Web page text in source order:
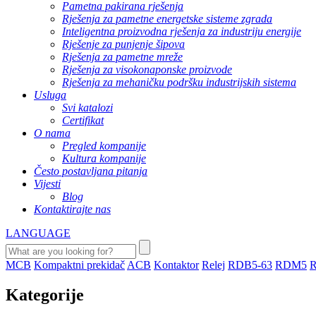
Pametna pakirana rješenja
Rješenja za pametne energetske sisteme zgrada
Inteligentna proizvodna rješenja za industriju energije
Rješenje za punjenje šipova
Rješenja za pametne mreže
Rješenja za visokonaponske proizvode
Rješenja za mehaničku podršku industrijskih sistema
Usluga
Svi katalozi
Certifikat
O nama
Pregled kompanije
Kultura kompanije
Često postavljana pitanja
Vijesti
Blog
Kontaktirajte nas
LANGUAGE
MCB Kompaktni prekidač ACB Kontaktor Relej RDB5-63 RDM5
Kategorije